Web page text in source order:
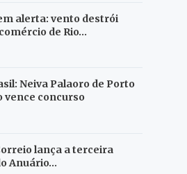
alerta: vento destrói
de Rio…
Neiva Palaoro de Porto
vence concurso
lança a terceira
Anuário…